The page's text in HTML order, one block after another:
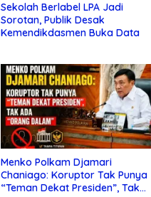
Sekolah Berlabel LPA Jadi
Sorotan, Publik Desak
Kemendikdasmen Buka Data
Menko Polkam Djamari
Chaniago: Koruptor Tak Punya
“Teman Dekat Presiden”, Tak